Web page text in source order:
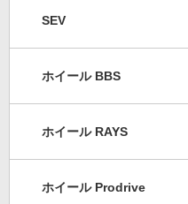
SEV
ホイール BBS
ホイール RAYS
ホイール Prodrive